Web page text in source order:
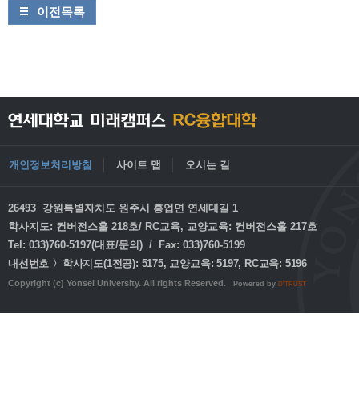
이전목록
개인정보처리방침 사이트 맵 오시는 길
26493 강원특별자치도 원주시 흥업면 연세대길 1
학사지도: 컨버전스홀 218호/ RC교육, 교양교육: 컨버전스홀 217호
Tel: 033)760-5197(대표/문의) / Fax: 033)760-5199
내선번호 〉학사지도(1전공): 5175, 교양교육: 5197, RC교육: 5196
Copyright (c) Yonsei University. All rights Reserved. Powered by D'TRUST